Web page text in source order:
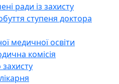
ради із захисту
ступеня доктора
медичної освіти
комісія